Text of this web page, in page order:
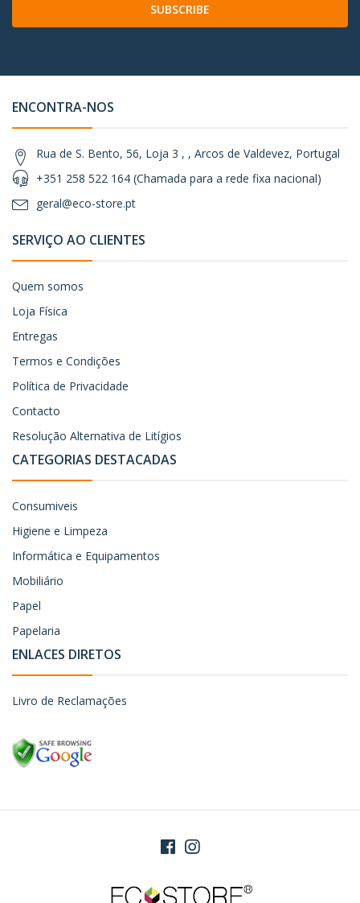
SUBSCRIBE
ENCONTRA-NOS
Rua de S. Bento, 56, Loja 3 , , Arcos de Valdevez, Portugal
+351 258 522 164 (Chamada para a rede fixa nacional)
geral@eco-store.pt
SERVIÇO AO CLIENTES
Quem somos
Loja Física
Entregas
Termos e Condições
Política de Privacidade
Contacto
Resolução Alternativa de Litígios
CATEGORIAS DESTACADAS
Consumiveis
Higiene e Limpeza
Informática e Equipamentos
Mobiliário
Papel
Papelaria
ENLACES DIRETOS
Livro de Reclamações